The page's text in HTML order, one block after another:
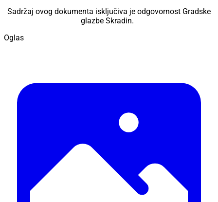
Sadržaj ovog dokumenta isključiva je odgovornost Gradske
glazbe Skradin.
Oglas